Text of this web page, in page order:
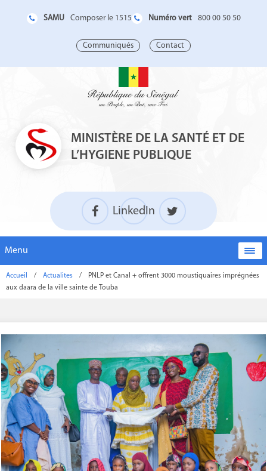
SAMU Composer le 1515 Numéro vert 800 00 50 50
Communiqués Contact
MINISTÈRE DE LA SANTÉ ET DE
L’HYGIENE PUBLIQUE
LinkedIn
Menu
Accueil / Actualites /
PNLP et Canal + offrent 3000 moustiquaires imprégnées
aux daara de la ville sainte de Touba